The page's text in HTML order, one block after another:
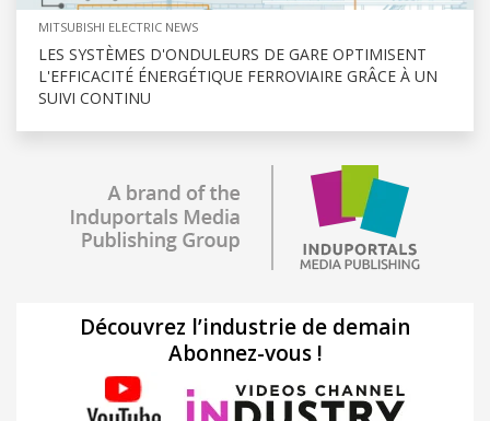
MITSUBISHI ELECTRIC NEWS
LES SYSTÈMES D'ONDULEURS DE GARE OPTIMISENT
L'EFFICACITÉ ÉNERGÉTIQUE FERROVIAIRE GRÂCE À UN
SUIVI CONTINU
Découvrez l’industrie de demain
Abonnez-vous !